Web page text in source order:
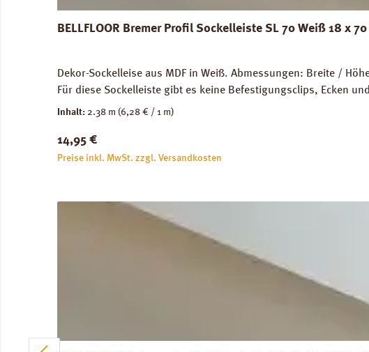
BELLFLOOR Bremer Profil Sockelleiste SL 70 Weiß 18 x
Dekor-Sockelleise aus MDF in Weiß. Abmessungen: Breite /
Für diese Sockelleiste gibt es keine Befestigungsclips, Ecken
Inhalt: 2.38 m (6,28 € / 1 m)
Regulärer Preis:
14,95 €
Preise inkl. MwSt. zzgl. Versandkosten